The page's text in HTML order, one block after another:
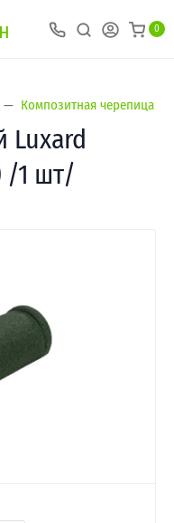
0
Композитная черепица
Luxard
/1 шт/